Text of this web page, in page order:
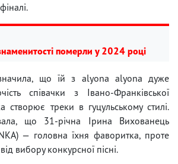
померли у 2024 році
що їй з аlyona аlyona дуже
співачки з Івано-Франківської
створює треки в гуцульському стилі.
що 31-річна Ірина Вихованець
— головна їхня фаворитка, проте
вибору конкурсної пісні.